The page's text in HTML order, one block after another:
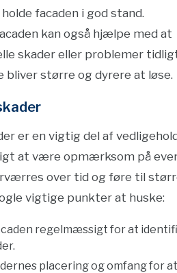
facaden i god stand.
kan også hjælpe med at
skader eller problemer
bliver større og dyrere at løse.
er en vigtig del af
at være opmærksom på
over tid og føre til
vigtige punkter at huske:
regelmæssigt for at
placering og omfang for